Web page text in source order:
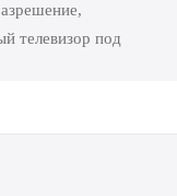
телевизор под